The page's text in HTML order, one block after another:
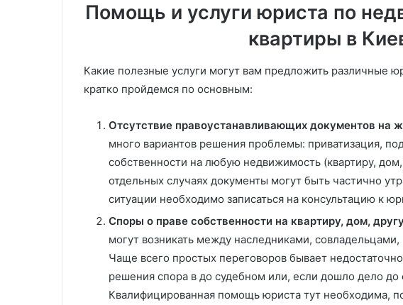
Помощь и услуги юриста по
квартиры в
Какие полезные услуги могут вам предложить различные
кратко пройдемся по основным:
Отсутствие правоустанавливающих документов на
много вариантов решения проблемы: приватизация,
собственности на любую недвижимость (квартиру,
отдельных случаях документы могут быть частично
ситуации необходимо записаться на консультацию к
Споры о праве собственности на квартиру, дом,
могут возникать между наследниками,
Чаще всего простых переговоров бывает
решения спора в до судебном или, если дошло дело до
Квалифицированная помощь юриста тут необходима,